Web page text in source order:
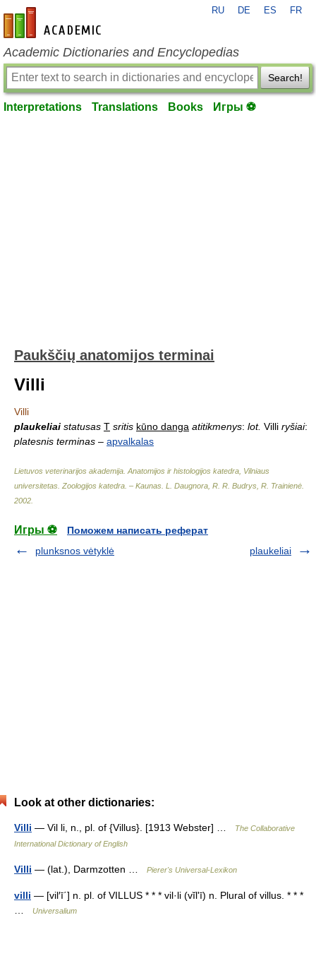
en-academic.com
RU DE ES FR
Academic Dictionaries and Encyclopedias
Search!
Interpretations Translations Books Игры ⚽
Paukščių anatomijos terminai
Villi
Villi
plaukeliai statusas T sritis kūno danga atitikmenys: lot. Villi ryšiai:
platesnis terminas – apvalkalas
Lietuvos veterinarijos akademija. Anatomijos ir histologijos katedra, Vilniaus
universitetas. Zoologijos katedra. – Kaunas L. Daugnora, R. R. Budrys, R. Trainienė
2002
Игры ⚽
Поможем написать реферат
plunksnos vėtyklė
plaukeliai
Look at other dictionaries:
Villi — Vil li, n., pl. of {Villus}. [1913 Webster] …
The Collaborative
International Dictionary of English
Villi — (lat.), Darmzotten … Pierer's Universal-Lexikon
villi — [vil′ī΄] n. pl. of VILLUS * * * vil·li (vĭlʹī) n. Plural of villus. * * *
Universalium